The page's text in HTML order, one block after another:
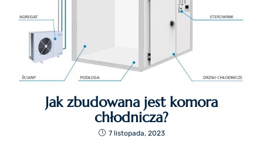
Jak zbudowana jest komora
chłodnicza?
7 listopada, 2023